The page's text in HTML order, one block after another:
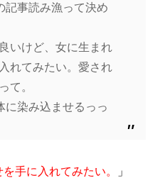
記事読み漁って決め
いけど、女に生まれ
れてみたい。愛され
て。
に染み込ませるっっ
手に入れてみたい。 」